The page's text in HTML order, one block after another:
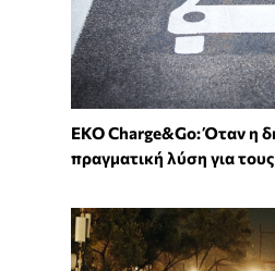
EKO Charge&Go: Όταν η
πραγματική λύση για